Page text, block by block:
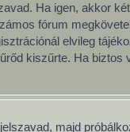
Ha igen, akkor
fórum
elvileg
kiszűrte. Ha
majd